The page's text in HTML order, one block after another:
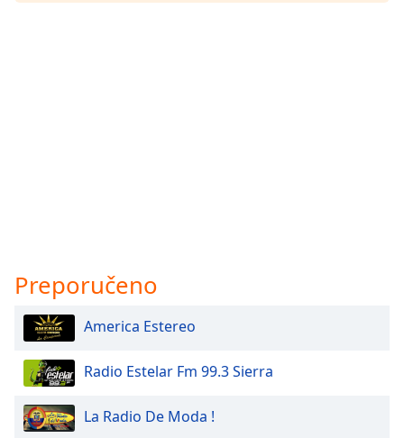
Preporučeno
America Estereo
Radio Estelar Fm 99.3 Sierra
La Radio De Moda !